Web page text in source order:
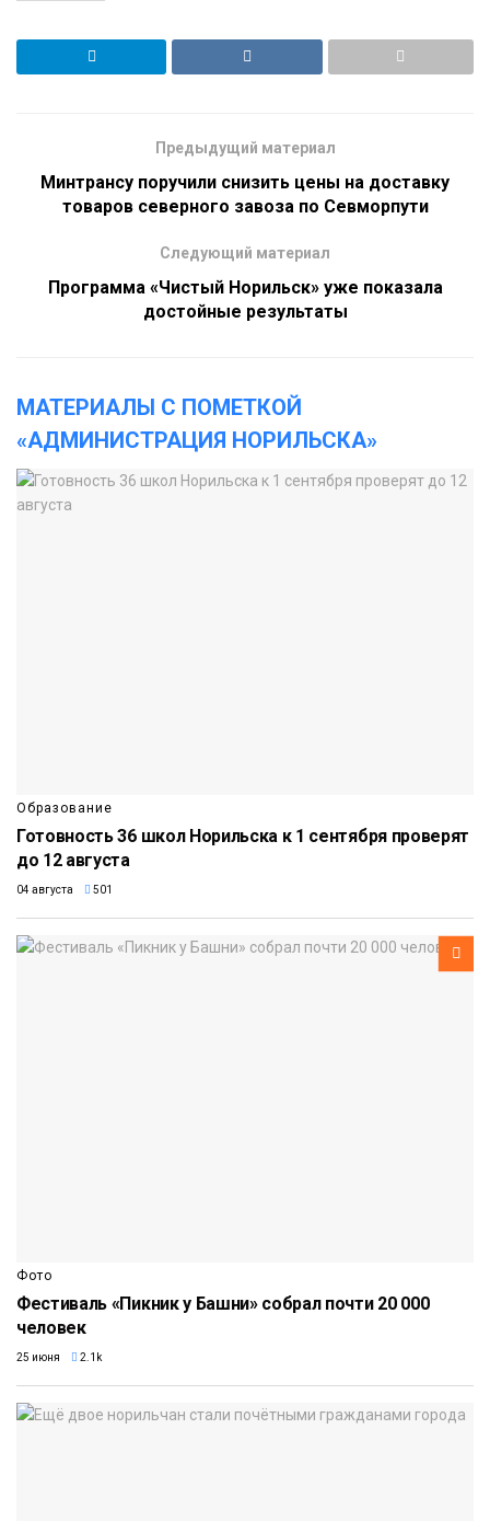
Предыдущий материал
Минтрансу поручили снизить цены на доставку
товаров северного завоза по Севморпути
Следующий материал
Программа «Чистый Норильск» уже показала
достойные результаты
МАТЕРИАЛЫ С ПОМЕТКОЙ
«АДМИНИСТРАЦИЯ НОРИЛЬСКА»
Образование
Готовность 36 школ Норильска к 1 сентября проверят
до 12 августа
04 августа 501
Фото
Фестиваль «Пикник у Башни» собрал почти 20 000
человек
25 июня 2.1k